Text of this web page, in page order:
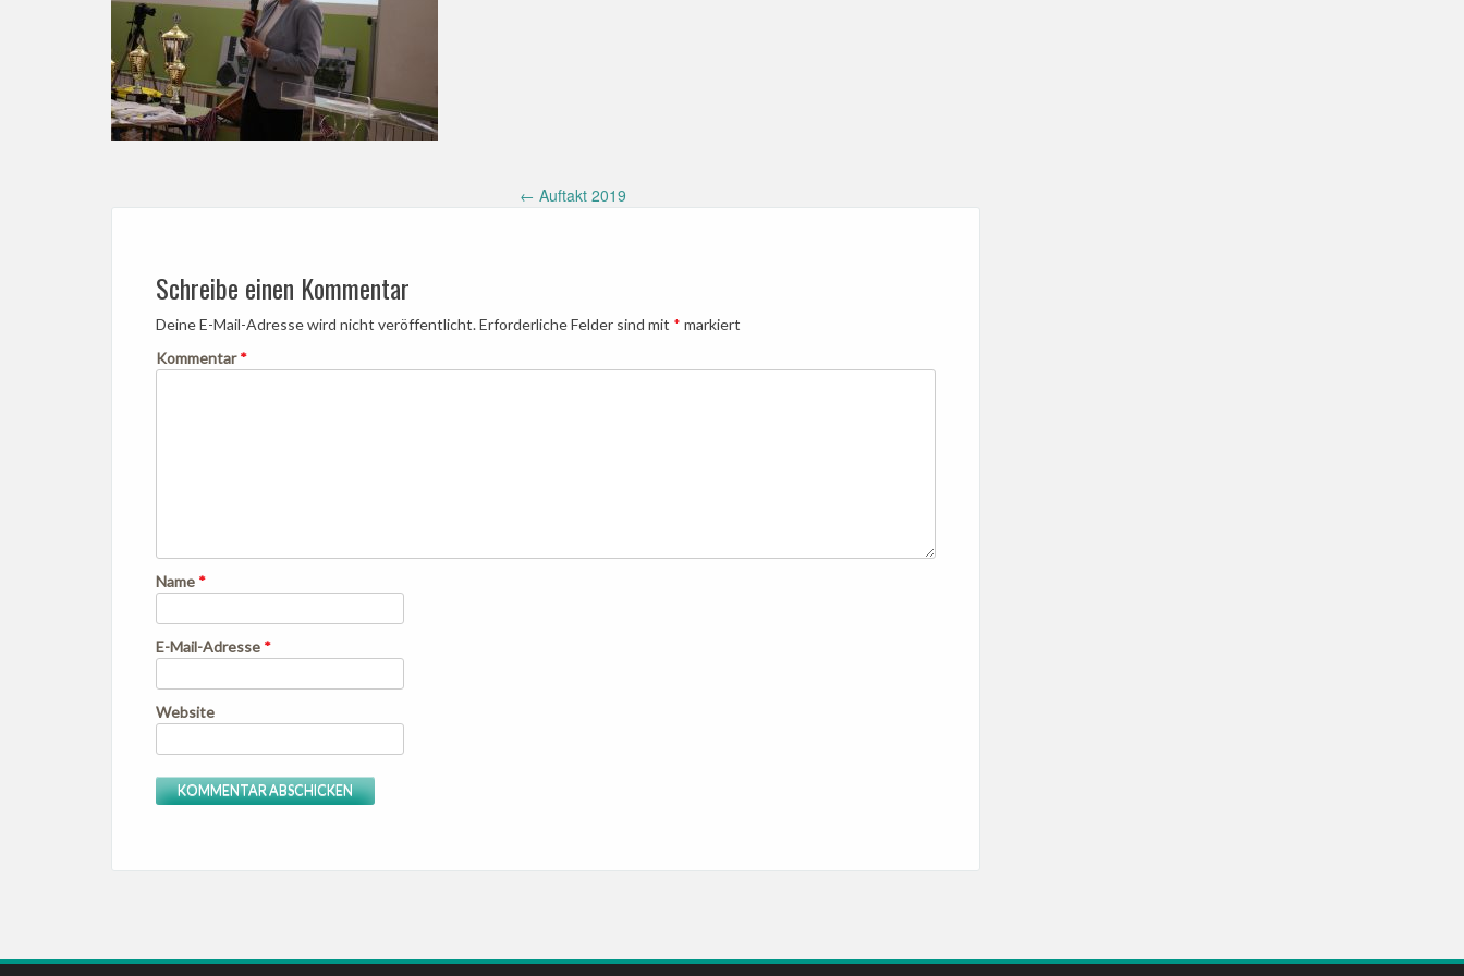
Post ← Auftakt 2019
Schreibe einen Kommentar
Deine E-Mail-Adresse wird nicht veröffentlicht.Erforderliche Felder sind mit * markiert
Kommentar*
Name *
E-Mail-Adresse *
Website